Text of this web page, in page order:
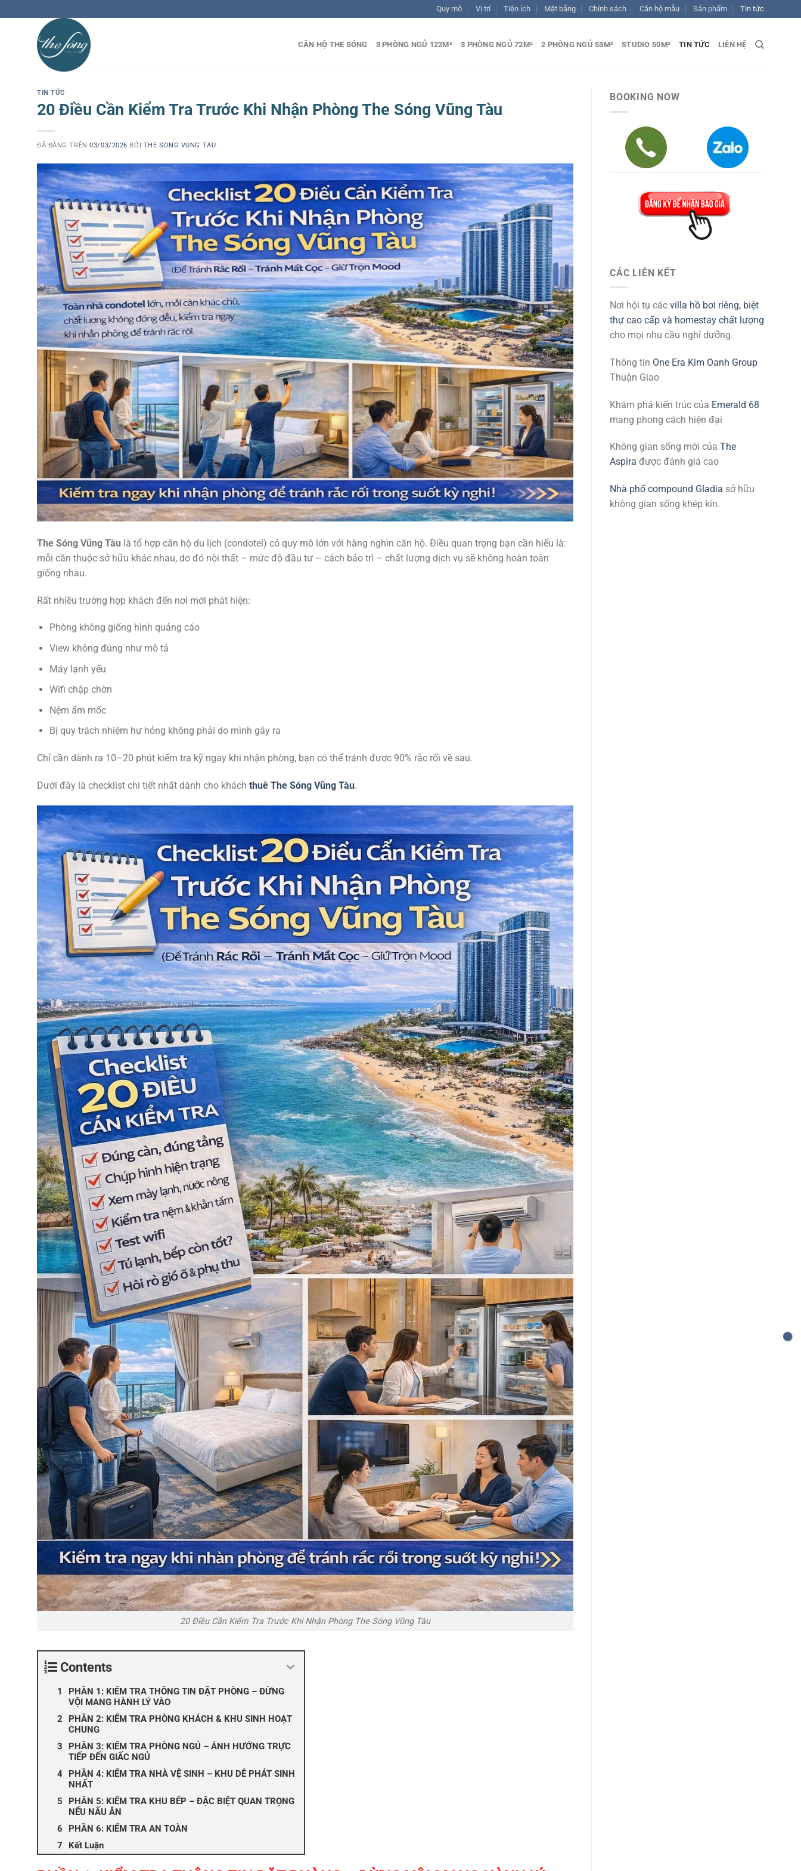
đến
Quy mô Vị trí Tiện ích Mặt bằng Chính sách Căn hộ mẫu Sản phẩm Tin tức
CĂN HỘ THE SÓNG 3 PHÒNG NGỦ 122M² 3 PHÒNG NGỦ 72M² 2 PHÒNG NGỦ 53M² STUDIO 50M² TIN TỨC LIÊN HỆ
TIN TỨC
20 Điều Cần Kiểm Tra Trước Khi Nhận Phòng The Sóng Vũng Tàu
ĐÃ ĐĂNG TRÊN03/03/2026 BỞI THE SONG VUNG TAU
The Sóng Vũng Tàu là tổ hợp căn hộ du lịch (condotel) có quy mô lớn với hàng nghìn căn hộ. Điều quan trọng bạn cần hiểu là:
mỗi căn thuộc sở hữu khác nhau, do đó nội thất – mức độ đầu tư – cách bảo trì – chất lượng dịch vụ sẽ không hoàn toàn
giống nhau.
Rất nhiều trường hợp khách đến nơi mới phát hiện:
Phòng không giống hình quảng cáo
View không đúng như mô tả
Máy lạnh yếu
Wifi chập chờn
Nệm ẩm mốc
Bị quy trách nhiệm hư hỏng không phải do mình gây ra
Chỉ cần dành ra 10–20 phút kiểm tra kỹ ngay khi nhận phòng, bạn có thể tránh được 90% rắc rối về sau.
Dưới đây là checklist chi tiết nhất dành cho khách thuê The Sóng Vũng Tàu.
20 Điều Cần Kiểm Tra Trước Khi Nhận Phòng The Sóng Vũng Tàu
Contents
PHẦN 1: KIỂM TRA THÔNG TIN ĐẶT PHÒNG – ĐỪNG
VỘI MANG HÀNH LÝ VÀO
PHẦN 2: KIỂM TRA PHÒNG KHÁCH & KHU SINH HOẠT
CHUNG
PHẦN 3: KIỂM TRA PHÒNG NGỦ – ẢNH HƯỞNG TRỰC
TIẾP ĐẾN GIẤC NGỦ
PHẦN 4: KIỂM TRA NHÀ VỆ SINH – KHU DỄ PHÁT SINH
NHẤT
PHẦN 5: KIỂM TRA KHU BẾP – ĐẶC BIỆT QUAN TRỌNG
NẾU NẤU ĂN
PHẦN 6: KIỂM TRA AN TOÀN
Kết Luận
BOOKING NOW
CÁC LIÊN KẾT
Nơi hội tụ các villa hồ bơi riêng, biệt
thự cao cấp và homestay chất lượng
cho mọi nhu cầu nghỉ dưỡng.
Thông tin One Era Kim Oanh Group
Thuận Giao
Khám phá kiến trúc của Emerald 68
mang phong cách hiện đại
Không gian sống mới của The
Aspira được đánh giá cao
Nhà phố compound Gladia sở hữu
không gian sống khép kín.